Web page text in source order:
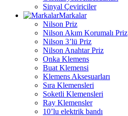
Sinyal Çeviriciler
Markalar
Nilson Priz
Nilson Akım Korumalı Priz
Nilson 3’lü Priz
Nilson Anahtar Priz
Onka Klemens
Buat Klemensi
Klemens Aksesuarları
Sıra Klemensleri
Soketli Klemensleri
Ray Klemensler
10’lu elektrik bandı